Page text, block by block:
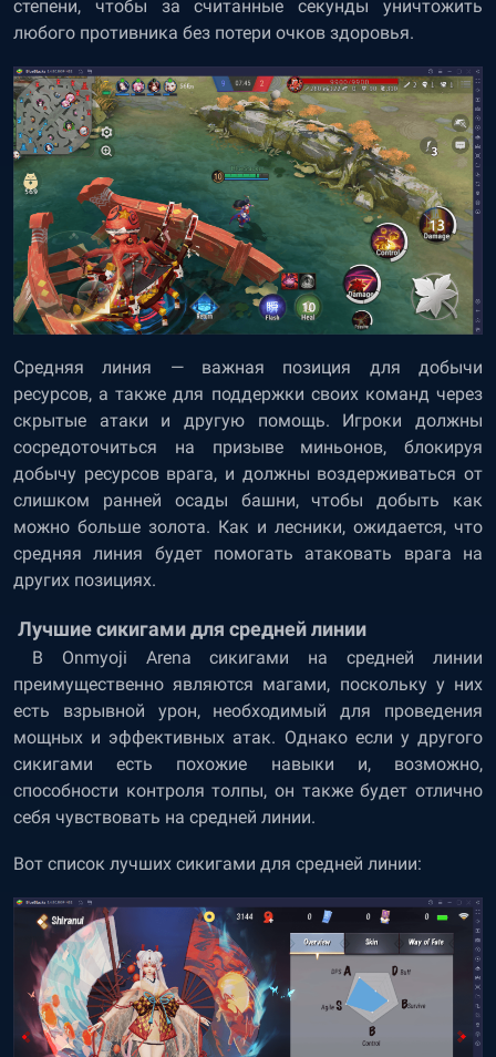
степени, чтобы за считанные секунды уничтожить
любого противника без потери очков здоровья.
Средняя линия — важная позиция для добычи
ресурсов, а также для поддержки своих команд через
скрытые атаки и другую помощь. Игроки должны
сосредоточиться на призыве миньонов, блокируя
добычу ресурсов врага, и должны воздерживаться от
слишком ранней осады башни, чтобы добыть как
можно больше золота. Как и лесники, ожидается, что
средняя линия будет помогать атаковать врага на
других позициях.
Лучшие сикигами для средней линии
В Onmyoji Arena сикигами на средней линии
преимущественно являются магами, поскольку у них
есть взрывной урон, необходимый для проведения
мощных и эффективных атак. Однако если у другого
сикигами есть похожие навыки и, возможно,
способности контроля толпы, он также будет отлично
себя чувствовать на средней линии.
Вот список лучших сикигами для средней линии: